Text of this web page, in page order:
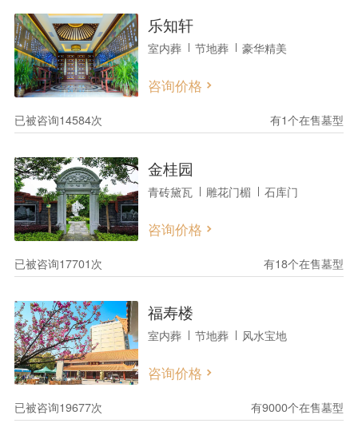
乐知轩
室内葬 节地葬 豪华精美
咨询价格
已被咨询14584次 有1个在售墓型
金桂园
青砖黛瓦 雕花门楣 石库门
咨询价格
已被咨询17701次 有18个在售墓型
福寿楼
室内葬 节地葬 风水宝地
咨询价格
已被咨询19677次 有9000个在售墓型